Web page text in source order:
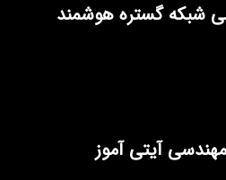
شبکه گستره هوشمند
آیتی آموز